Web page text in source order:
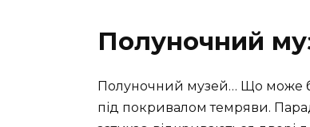
Полуночний
Полуночний музей… Що може
під покривалом темряви.